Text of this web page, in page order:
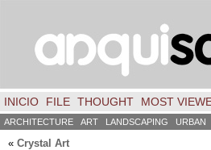
INICIO FILE THOUGHT MOST
ARCHITECTURE ART LANDSCAPING URBAN
« Crystal Art